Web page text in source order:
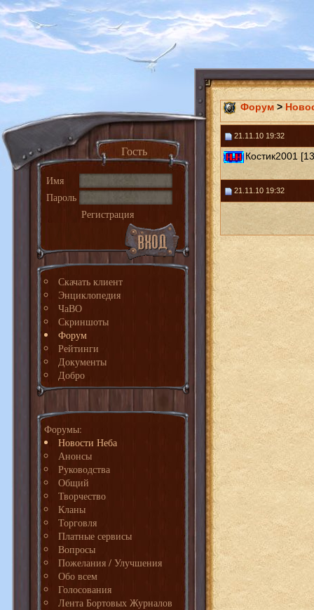
Гость
Имя
Пароль
Регистрация
Скачать клиент
Энциклопедия
ЧаВО
Скриншоты
Форум
Рейтинги
Документы
Добро
Форумы:
Новости Неба
Анонсы
Руководства
Общий
Творчество
Кланы
Торговля
Платные сервисы
Вопросы
Пожелания / Улучшения
Обо всем
Голосования
Лента Бортовых Журналов
Форум >
21.11.10 19:32
Костик2001
21.11.10 19:32